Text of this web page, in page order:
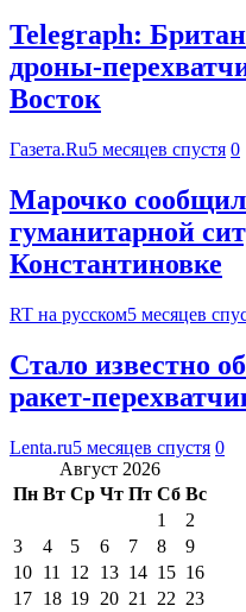
Telegraph:
дроны-
Восток
Газета.Ru5 месяцев спустя 0
Марочко
гуманитарной
Константиновке
RT на русском5 месяцев
Стало известно
ракет-
Lenta.ru5 месяцев спустя 0
Август 2026
Пн Вт Ср Чт Пт Сб Вс
1
2
3
4 5 6 7 8
9
10 11 12 13 14 15 16
17 18 19 20 21 22 23